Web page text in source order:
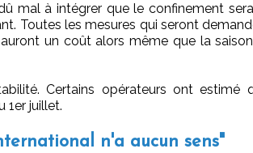
mal à intégrer que le confinement
Toutes les mesures qui seront
un coût alors même que la
Certains opérateurs ont estimé
1er juillet.
n'a aucun sens"